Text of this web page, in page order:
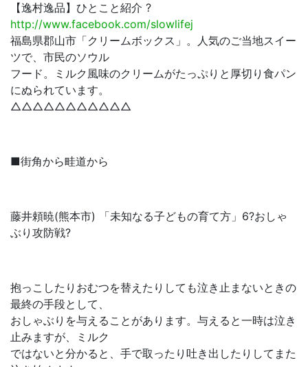
【逸村逸品】ひとこと紹介 ?
http://www.facebook.com/slowlifej
福島県郡山市「クリームボックス」。人気のご当地スイー
ツで、市民のソウル
フード。ミルク風味のクリームがたっぷりと厚切り食パン
にぬられています。
△△△△△△△△△△△
■街角から畦道から
藤井頼暁(熊本市) 「未知なる子どもの育て方」6?おしゃ
ぶり攻防戦?
抱っこしたりおむつを替えたりしても泣き止まないときの
最終の手段として、
おしゃぶりを与えることがあります。与えると一時は泣き
止みますが、ミルク
ではないと分かると、手で取ったり吐き出したりしてまた